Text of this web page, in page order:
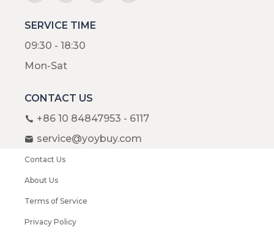
SERVICE TIME
09:30 - 18:30
Mon-Sat
CONTACT US
+86 10 84847953 - 6117
service@yoybuy.com
Contact Us
About Us
Terms of Service
Privacy Policy